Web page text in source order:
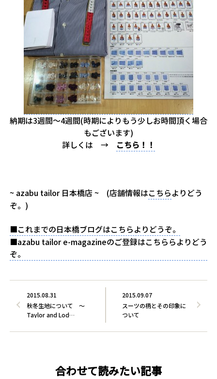
納期は3週間～4週間(時期によりもう少しお時間頂く場合
もございます)
詳しくは → こちら！！
~ azabu tailor 日本橋店 ~ (店舗情報はこちらよりどう
ぞ。)
■これまでの日本橋ブログはこちらよりどうぞ。
■azabu tailor e-magazineのご登録はこちららよりどう
ぞ。
2015.09.07
スーツの柄とその印象に
ついて
2015.08.31
秋冬生地について ～
Taylor and Lod…
合わせて読みたい記事